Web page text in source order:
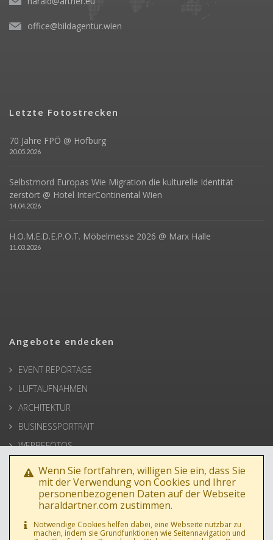
office@bildagentur.wien
Letzte Fotostrecken
70 Jahre FPÖ @ Hofburg
20.05.2026
Selbstmord Europas Wie Migration die kulturelle Identität
zerstört @ Hotel InterContinental Wien
14.04.2026
H.O.M.E.D.E.P.O.T. Möbelmesse 2026 @ Marx Halle
11.03.2026
Angebote endecken
EVENT REPORTAGE
LUFTAUFNAHMEN
ARCHITEKTUR
BUSINESSPORTRAIT
WERBEFOTOS
HOCHZEIT
PRESSE
Wenn Sie fortfahren, willigen Sie ein, dass Sie
mit der Verwendung von Cookies und Ihrer
personenbezogenen Daten auf der Webseite
haraldartner.com zustimmen.
Notwendige Cookies helfen dabei, eine Webseite nutzbar zu
machen, indem sie Grundfunktionen wie Seitennavigation und